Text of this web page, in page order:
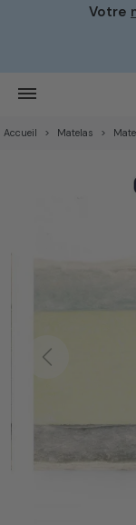
Votre
Accueil Matelas
Previous